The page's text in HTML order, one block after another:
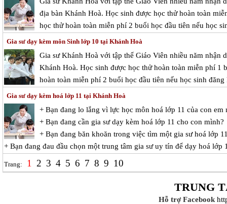
địa bàn Khánh Hoà. Học sinh được học thử hoàn toàn
học thử hoàn toàn miễn phí 2 buổi học đầu tiên nếu học
Gia sư dạy kèm môn Sinh lớp 10 tại Khánh Hoà
Gia sư Khánh Hoà với tập thể Giáo Viên nhiều năm nhận
Khánh Hoà. Học sinh được học thử hoàn toàn miễn phí 1
hoàn toàn miễn phí 2 buổi học đầu tiên nếu học sinh
Gia sư dạy kèm hoá lớp 11 tại Khánh Hoà
+ Bạn đang lo lắng vì lực học môn hoá lớp 11 của con em
+ Bạn đang cần gia sư dạy kèm hoá lớp 11 cho con mình?
+ Bạn đang băn khoăn trong việc tìm một gia sư hoá lớp
+ Bạn đang đau đầu chọn một trung tâm gia sư uy tín để dạy hoá lớp
Trang: 1 2 3 4 5 6 7 8 9 10
TRUNG
Hỗ trợ Facebook